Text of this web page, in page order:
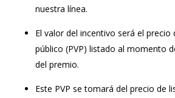
nuestra línea.
El valor del incentivo será el precio
público (PVP) listado al momento
del premio.
Este PVP se tomará del precio de